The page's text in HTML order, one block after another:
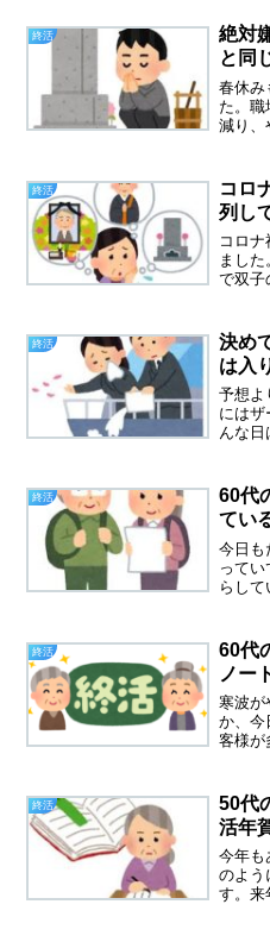
終活
絶対
と同
春休み
た。職
減り、
きま
で、こ
終活
コロ
列し
コロ
まし
で双子
間柄だ
った叔
終活
決め
は入
予想よ
にはザ
んな日
なお墓
からで
終活
60代
てい
今日も
って
らして
ほとん
けど。
終活
60代
ノー
寒波が
か、今
客様が
も熱は
ようで
終活
50代
活年
今年も
のよう
す。来